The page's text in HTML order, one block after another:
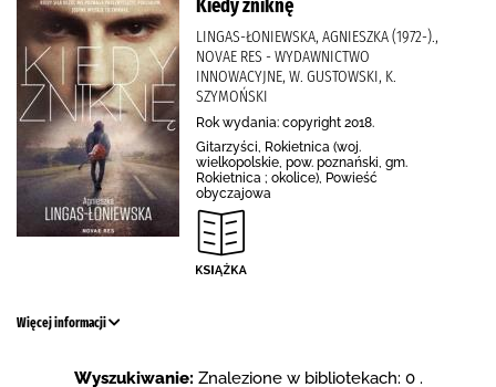
Kiedy zniknę
LINGAS-ŁONIEWSKA, AGNIESZKA (1972-).,
NOVAE RES - WYDAWNICTWO
INNOWACYJNE, W. GUSTOWSKI, K.
SZYMOŃSKI
Rok wydania: copyright 2018.
Gitarzyści, Rokietnica (woj.
wielkopolskie, pow. poznański, gm.
Rokietnica ; okolice), Powieść
obyczajowa
Więcej informacji
Wyszukiwanie: Znalezione w bibliotekach: 0 .